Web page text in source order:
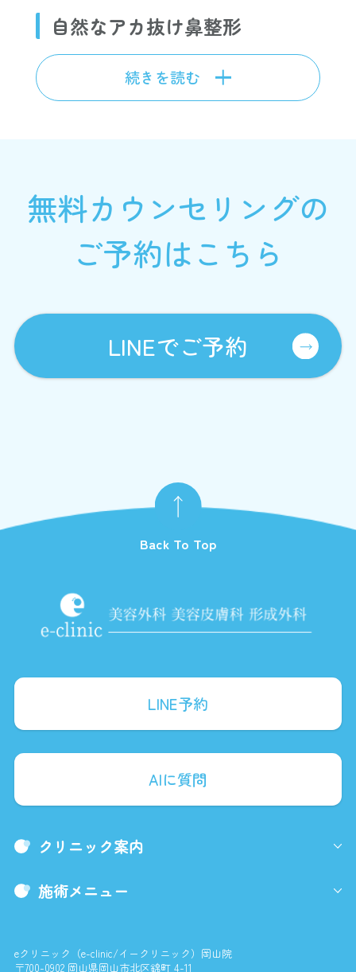
自然なアカ抜け鼻整形
続きを読む
無料カウンセリングの
ご予約はこちら
LINEでご予約
LINE予約
AIに質問
クリニック案内
施術メニュー
eクリニック（e-clinic/イークリニック）岡山院
〒700-0902 岡山県岡山市北区錦町 4-11
Back To Top